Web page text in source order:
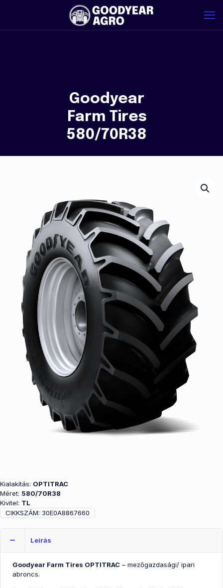
Goodyear
Farm Tires
580/70R38
Kialakítás: OPTITRAC
Méret: 580/70R38
Kivitel: TL
CIKKSZÁM: 30E0A8867660
Leírás
Goodyear Farm Tires OPTITRAC – mezőgazdasági/ ipari
abroncs.